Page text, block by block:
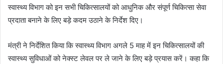
स्वास्थ्य विभाग को इन सभी चिकित्सालयों को आधुनिक और संपूर्ण चिकित्सा सेवा
प्रदाता बनाने के लिए बड़े कदम उठाने के निर्देश दिए।
मंत्री ने निर्देशित किया कि स्वास्थ्य विभाग अगले 5 माह में इन चिकित्सालयों की
स्वास्थ्य सुविधाओं को नेक्स्ट लेवल पर ले जाने के लिए बड़े प्रयास करें। कहा कि